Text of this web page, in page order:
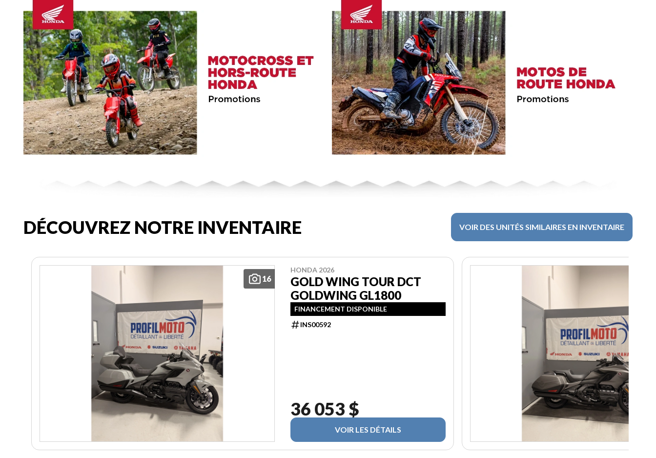
DÉCOUVREZ NOTRE INVENTAIRE VOIR DES UNITÉS SIMILAIRES EN INVENTAIRE
16
HONDA 2026
GOLD WING TOUR DCT
GOLDWING GL1800
FINANCEMENT DISPONIBLE
INS00592
36 053 $
VOIR LES DÉTAILS